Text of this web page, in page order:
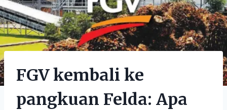
FGV kembali ke
pangkuan Felda: Apa